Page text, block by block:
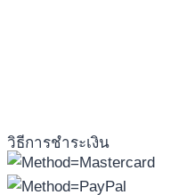
วิธีการชำระเงิน